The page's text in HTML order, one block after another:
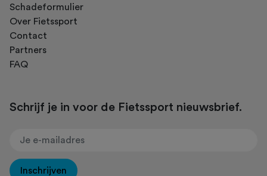
Schadeformulier
Over Fietssport
Contact
Partners
FAQ
Schrijf je in voor de Fietssport nieuwsbrief.
Inschrijven